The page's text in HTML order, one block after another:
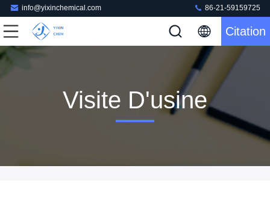
info@yixinchemical.com 86-21-59159725
Citation
Visite D'usine